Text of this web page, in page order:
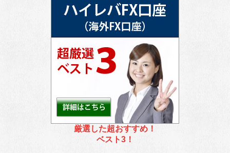
厳選した超おすすめ！
ベスト3！